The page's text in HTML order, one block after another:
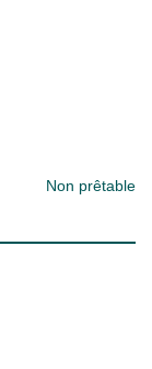
Non prêtable